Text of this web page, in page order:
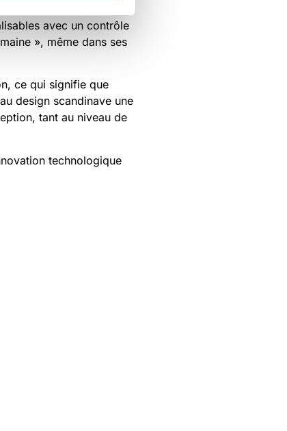
avec un contrôle
», même dans ses
ce qui signifie que
design scandinave une
tant au niveau de
technologique